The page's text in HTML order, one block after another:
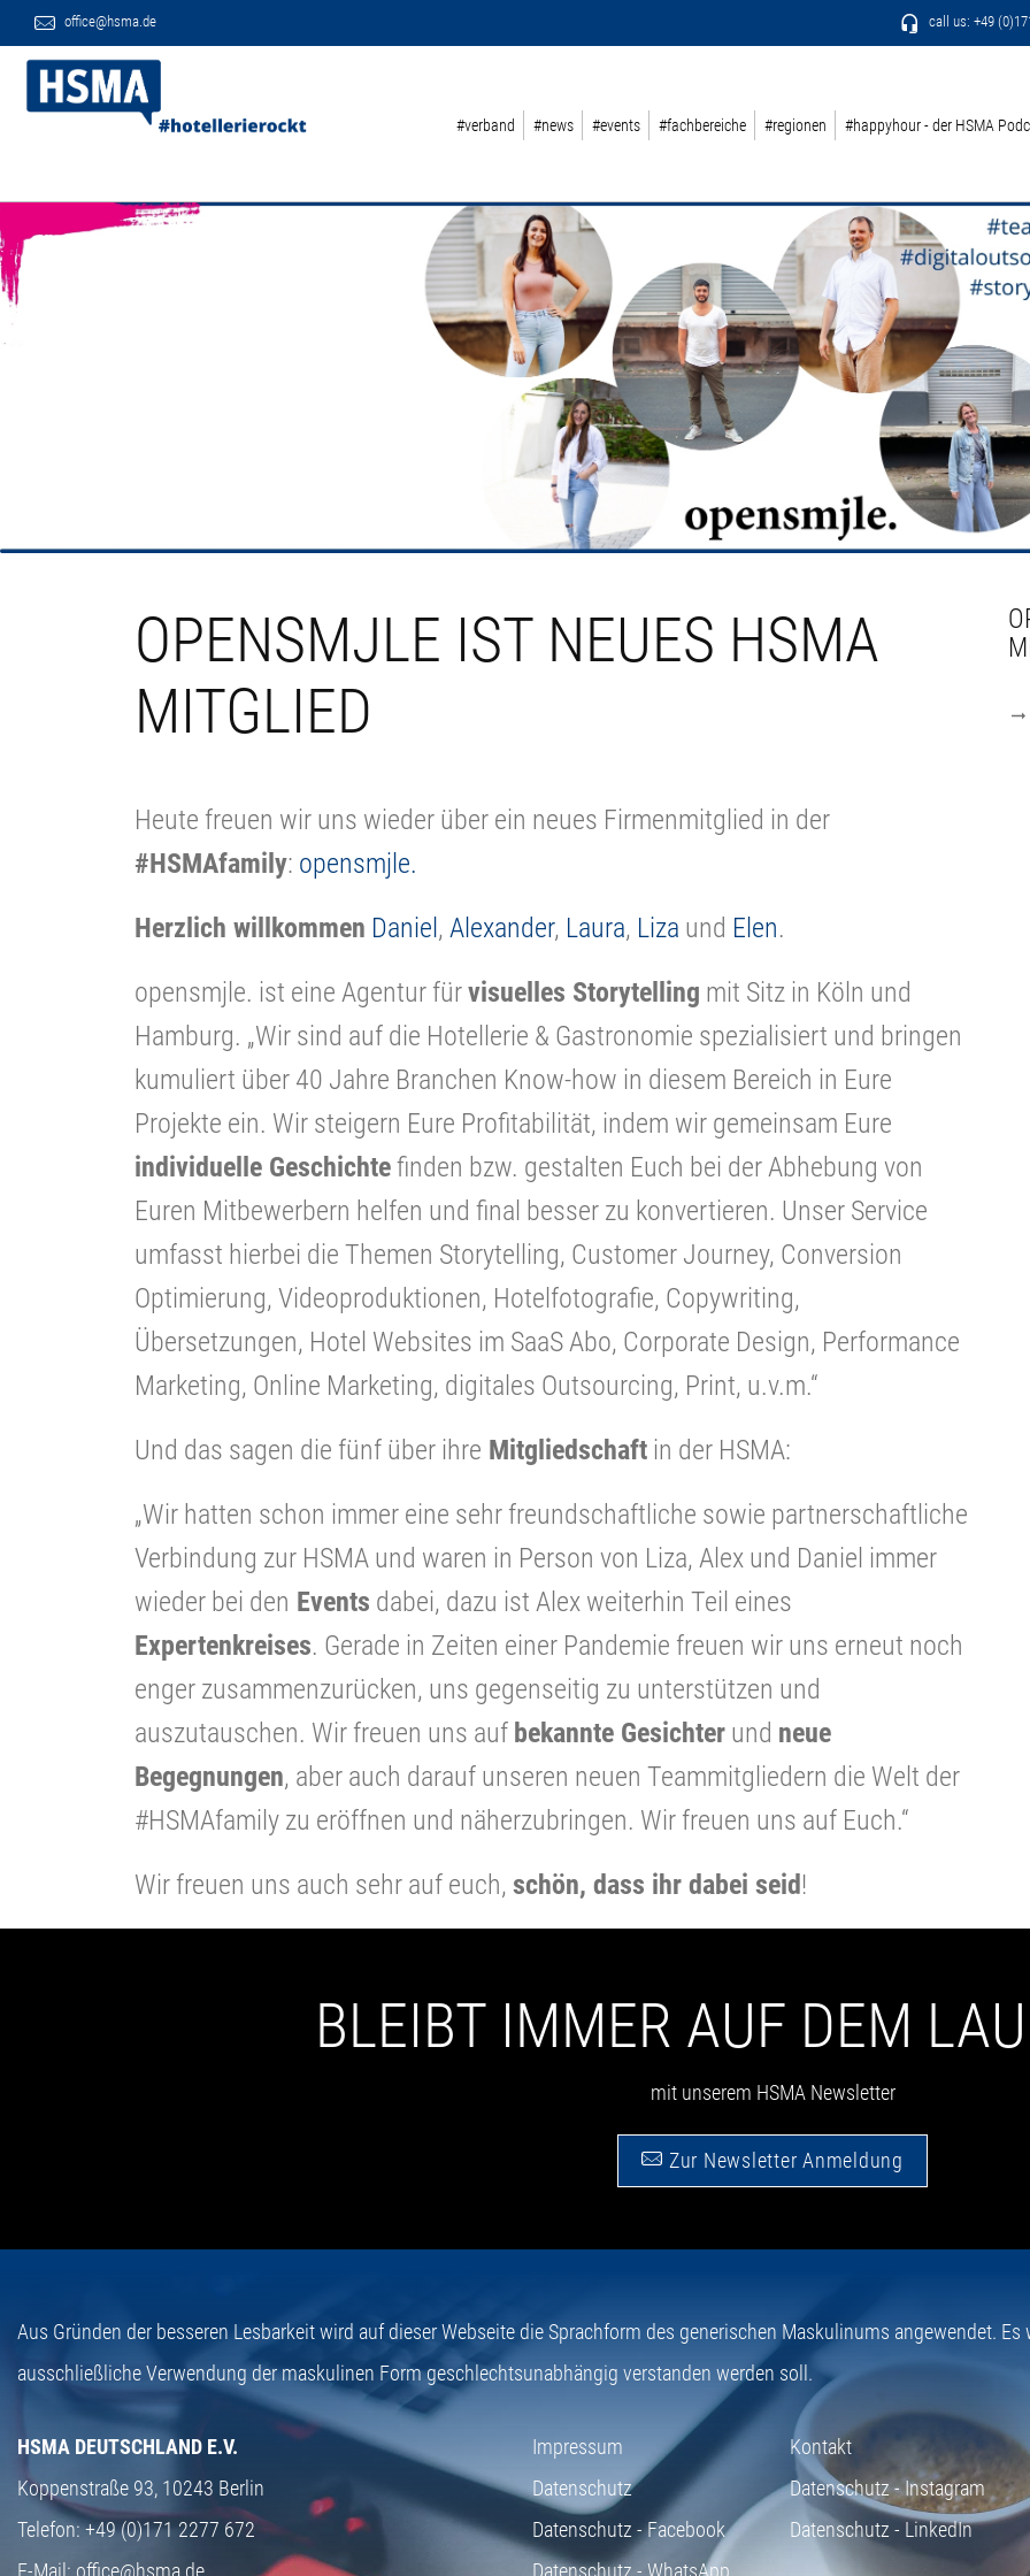
office@hsma.de call us: +49
#verband #news #events #fachbereiche #regionen #happyhour - der HSMA
OPENSMJLE IST NEUES HSMA
MITGLIED
Heute freuen wir uns wieder über ein neues Firmenmitglied in der
#HSMAfamily: opensmjle.
Herzlich willkommen Daniel, Alexander, Laura, Liza und Elen.
opensmjle. ist eine Agentur fürvisuelles Storytelling mit Sitz in Köln und
Hamburg. „Wir sind auf die Hotellerie & Gastronomie spezialisiert und bringen
kumuliert über 40 Jahre Branchen Know-how in diesem Bereich in Eure
Projekte ein. Wir steigern Eure Profitabilität, indem wir gemeinsam Eure
individuelle Geschichtefinden bzw. gestalten Euch bei der Abhebung von
Euren Mitbewerbern helfen und final besser zu konvertieren. Unser Service
umfasst hierbei die Themen Storytelling, Customer Journey, Conversion
Optimierung, Videoproduktionen, Hotelfotografie, Copywriting,
Übersetzungen, Hotel Websites im SaaS Abo, Corporate Design, Performance
Marketing, Online Marketing, digitales Outsourcing, Print, u.v.m.“
Und das sagen die fünf über ihre Mitgliedschaft in der HSMA:
„Wir hatten schon immer eine sehr freundschaftliche sowie partnerschaftliche
Verbindung zur HSMA und waren in Person von Liza, Alex und Daniel immer
wieder bei den Events dabei, dazu ist Alex weiterhin Teil eines
Expertenkreises. Gerade in Zeiten einer Pandemie freuen wir uns erneut noch
enger zusammenzurücken, uns gegenseitig zu unterstützen und
auszutauschen. Wir freuen uns auf bekannte Gesichter und neue
Begegnungen, aber auch darauf unseren neuen Teammitgliedern die Welt der
#HSMAfamily zu eröffnen und näherzubringen. Wir freuen uns auf Euch.“
Wir freuen uns auch sehr auf euch, schön, dass ihr dabei seid!
BLEIBT IMMER AUF DEM
mit unserem HSMA Newsletter
Zur Newsletter Anmeldung
Aus Gründen der besseren Lesbarkeit wird auf dieser Webseite die Sprachform des generischen Maskulinums angewendet.
ausschließliche Verwendung der maskulinen Form geschlechtsunabhängig verstanden werden soll.
HSMA DEUTSCHLAND E.V.
Koppenstraße 93, 10243 Berlin
Telefon:+49 (0)171 2277 672
E-Mail: office@hsma.de
Impressum
Kontakt
Datenschutz
Datenschutz - Instagram
Datenschutz - Facebook
Datenschutz - LinkedIn
Datenschutz - WhatsApp